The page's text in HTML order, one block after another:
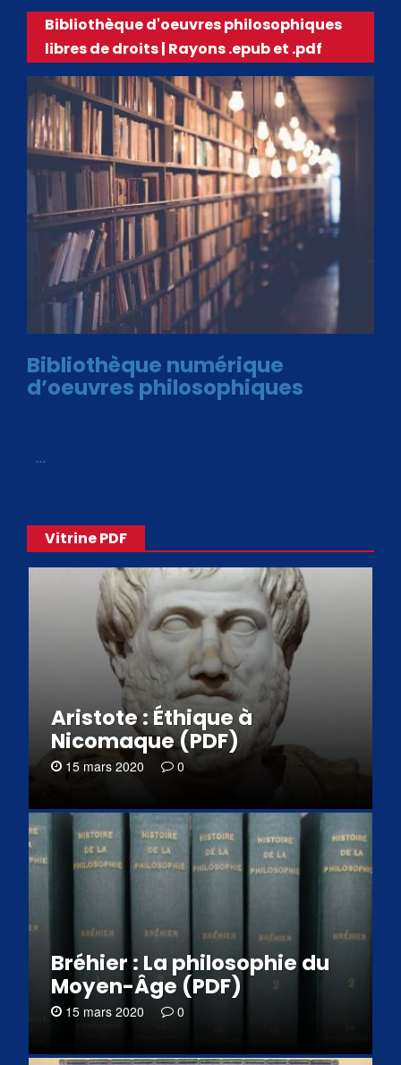
Bibliothèque d'oeuvres philosophiques
libres de droits | Rayons .epub et .pdf
Bibliothèque numérique
d’oeuvres philosophiques
…
Vitrine PDF
Aristote : Éthique à
Nicomaque (PDF)
15 mars 2020 0
Bréhier : La philosophie du
Moyen-Âge (PDF)
15 mars 2020 0